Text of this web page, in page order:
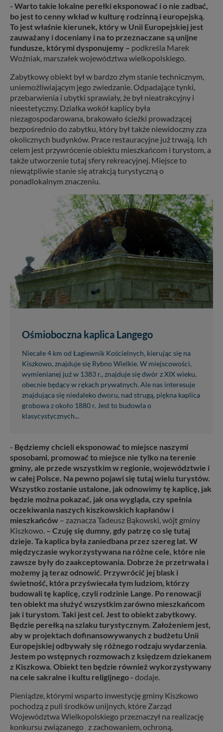
- Warto takie lokalne perełki eksponować i o nie zadbać,
bo jest to cenny wkład w kulturę rodzinną i europejską.
To jest właśnie kierunek, który w Unii Europejskiej jest
zauważany i doceniany i na to przeznaczane są unijne
fundusze, którymi dysponujemy – podkreśla Marek
Woźniak, marszałek województwa wielkopolskiego.
Zabytkowy obiekt był w bardzo złym stanie technicznym,
uniemożliwiającym jego zwiedzanie. Odpadające tynki,
przebarwienia i ubytki sprawiały, że był nieatrakcyjny i
nieestetyczny. Działka wokół kaplicy była
niezagospodarowana, brakowało ścieżki prowadzącej
bezpośrednio do zabytku, który był także niewidoczny zza
okolicznych budynków. Prace restauracyjne już trwają. Ich
celem jest przywrócenie obiektu mieszkańcom i turystom, a
także utworzenie tutaj sfery rekreacyjnej. Miejsce to
niewątpliwie stanie się atrakcją turystyczną o
ponadlokalnym znaczeniu.
Ośmioboczna kaplica Langego
Niecałe 4 km od Łagiewnik Kościelnych, kierując się na
Kiszkowo, znajduje się Rybno Wielkie. W miejscowości,
wymienianej już w 1383 r., znajduje się dwór z XIX wieku,
obecnie będący w rękach prywatnych. Ale nas interesuje
znajdująca się niedaleko dworu, nad strugą, piękna kaplica
grobowa z około 1880 r. Jest to budowla o
klasycystycznych...
- Będziemy chcieli eksponować to miejsce naszymi
sposobami, promować to miejsce nie tylko na terenie
gminy, ale przede wszystkim w regionie, województwie i
w całej Polsce. Na pewno pojawi się tutaj wielu turystów.
Wszystko zostanie ustalone, jak odnowimy tę kaplicę, jak
będzie można pokazać, jak ona wygląda, czy spełnia
oczekiwania naszych kiszkowskich kapłanów i
mieszkańców – zaznacza Tadeusz Bąkowski, wójt gminy
Kiszkowo. – Czuję się dumny, gdy patrzę co się tutaj
dzieje. Ta kaplica była zaniedbana przez szereg lat. W
międzyczasie wykorzystywana na różne cele, które nie
zawsze były do zaakceptowania. Dobrze że przetrwała i
możemy ją teraz odnowić. Przywrócić jej blask i
świetność, która przyświecała tym ludziom, którzy
budowali tę kaplicę, czyli rodzinie Lange. Po renowacji
ten obiekt ma służyć wszystkim zarówno mieszkańcom
jak i turystom. Taki jest cel. Jest to obiekt zabytkowy.
Będzie perełką na szlaku turystycznym. Założeniem jest,
aby w projektach dofinansowywanych z budżetu Unii
Europejskiej odbywały się różnego rodzaju wydarzenia.
Jestem po wstępnych rozmowach z księdzem dziekanem
z Kiszkowa. Obiekt ten będzie również wykorzystywany
na cele sakralne i kultu religijnego - dodaje.
Pieniądze, którymi wsparto inwestycję gminy Kiszkowo
pochodzą z puli środków unijnych, które Zarząd
Województwa Wielkopolskiego przeznaczył na realizację
konkursu związanego z zachowaniem, ochroną,